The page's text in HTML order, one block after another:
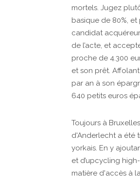
mortels. Jugez
basique de 80%,
candidat
de l’acte, et
proche de 4.300
et son prêt.
par an à son
640 petits euros
Toujours à
d'Anderlecht a été
yorkais. En y
et d’upcycling
matière d'accès à